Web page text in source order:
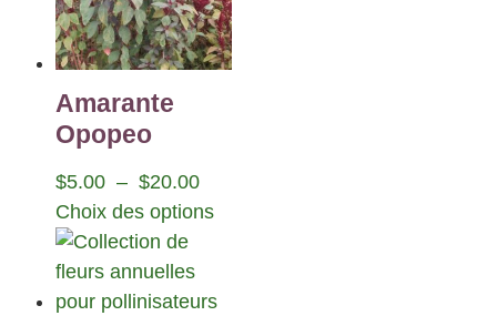
Amarante
Opopeo
$5.00 – $20.00
Choix des options